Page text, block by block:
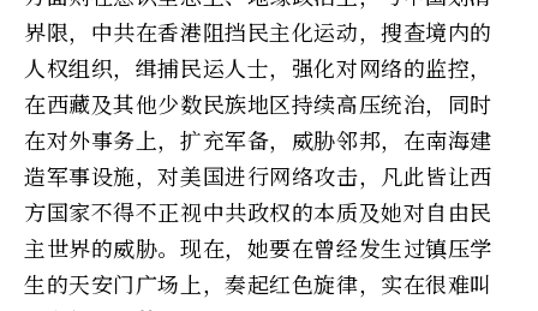
界限，中共在香港阻挡民主化运动，搜查境内的
人权组织，缉捕民运人士，强化对网络的监控，
在西藏及其他少数民族地区持续高压统治，同时
在对外事务上，扩充军备，威胁邻邦，在南海建
造军事设施，对美国进行网络攻击，凡此皆让西
方国家不得不正视中共政权的本质及她对自由民
主世界的威胁。现在，她要在曾经发生过镇压学
生的天安门广场上，奏起红色旋律，实在很难叫